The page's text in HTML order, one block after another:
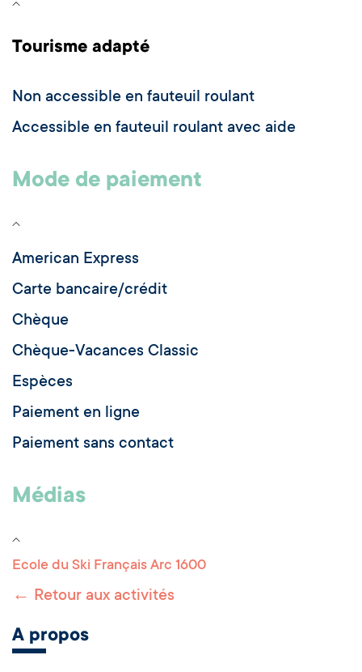
Tourisme adapté
Non accessible en fauteuil roulant
Accessible en fauteuil roulant avec aide
Mode de paiement
American Express
Carte bancaire/crédit
Chèque
Chèque-Vacances Classic
Espèces
Paiement en ligne
Paiement sans contact
Médias
Ecole du Ski Français Arc 1600
← Retour aux activités
A propos